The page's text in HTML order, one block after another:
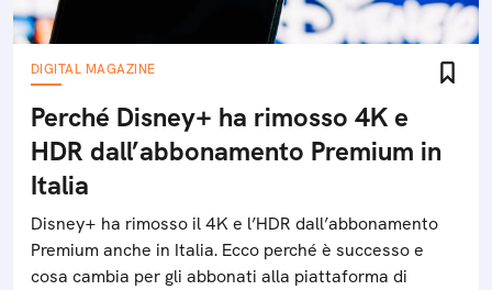
DIGITAL MAGAZINE
Perché Disney+ ha rimosso 4K e
HDR dall’abbonamento Premium in
Italia
Disney+ ha rimosso il 4K e l’HDR dall’abbonamento
Premium anche in Italia. Ecco perché è successo e
cosa cambia per gli abbonati alla piattaforma di